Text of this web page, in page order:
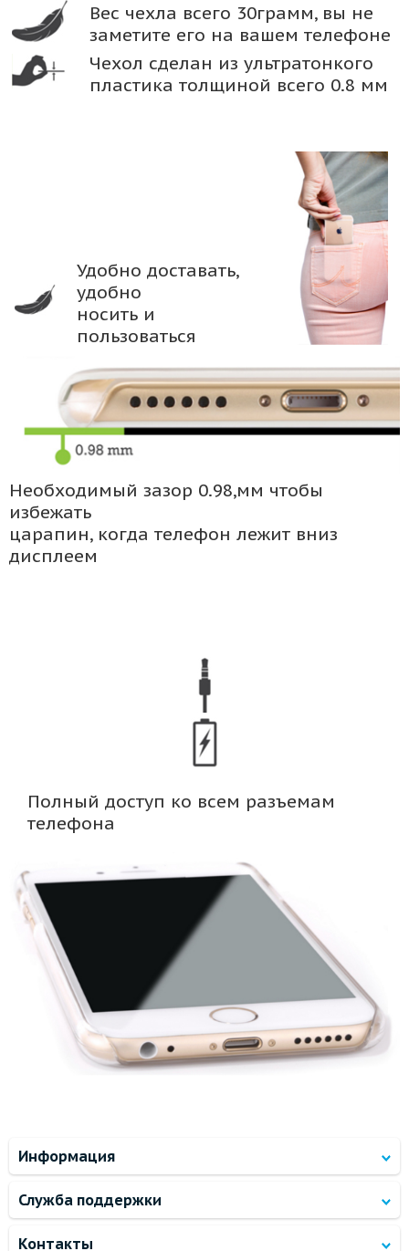
Вес чехла всего 30грамм, вы не
заметите его на вашем телефоне
Чехол сделан из ультратонкого
пластика толщиной всего 0.8 мм
Удобно доставать,
удобно
носить и
пользоваться
Необходимый зазор 0.98,мм чтобы
избежать
царапин, когда телефон лежит вниз
дисплеем
Полный доступ ко всем разъемам
телефона
Информация
Служба поддержки
Контакты